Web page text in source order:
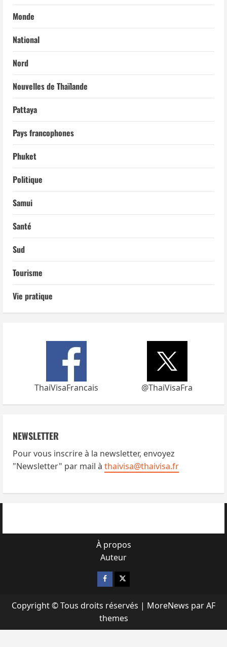
Monde
National
Nord
Nouvelles de Thaïlande
Pattaya
Pays francophones
Phuket
Politique
Samui
Santé
Sud
Tourisme
Vie pratique
ThaiVisaFrancais @ThaiVisaFra
NEWSLETTER
Pour vous inscrire à la newsletter, envoyez
"Newsletter" par mail à thaivisa@thaivisa.fr
À propos
Auteur
Facebook
X
Copyright © Tous droits réservés | MoreNews par AF
themes